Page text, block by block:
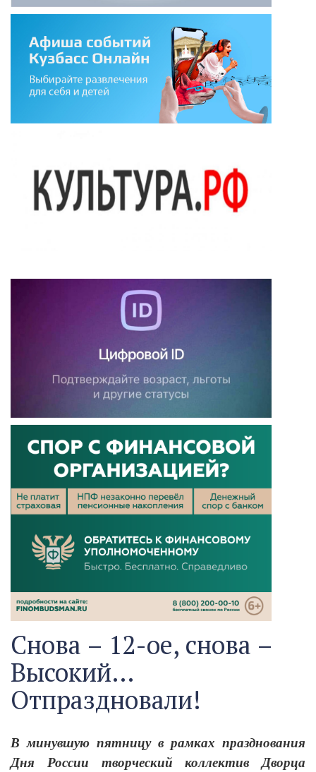
Снова – 12-ое, снова –
Высокий…
Отпраздновали!
В минувшую пятницу в рамках празднования
Дня России творческий коллектив Дворца